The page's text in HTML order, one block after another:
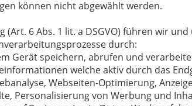
können nicht abgewählt werden.
(Art. 6 Abs. 1 lit. a DSGVO) führen wir
durch:
Gerät speichern, abrufen und
welche aktiv durch das
Webseiten-Optimierung,
Personalisierung von Werbung und